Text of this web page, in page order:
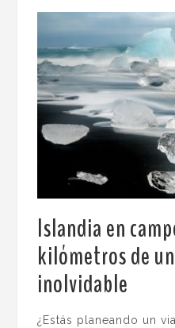
Islandia en
kilómetros de
inolvidable
¿Estás planeando un